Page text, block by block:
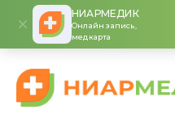
НИАРМЕДИК
Онлайн запись,
медкарта